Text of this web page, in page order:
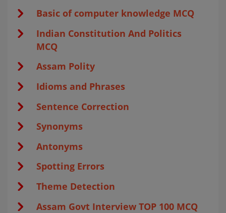
Basic of computer knowledge MCQ
Indian Constitution And Politics
MCQ
Assam Polity
Idioms and Phrases
Sentence Correction
Synonyms
Antonyms
Spotting Errors
Theme Detection
Assam Govt Interview TOP 100 MCQ